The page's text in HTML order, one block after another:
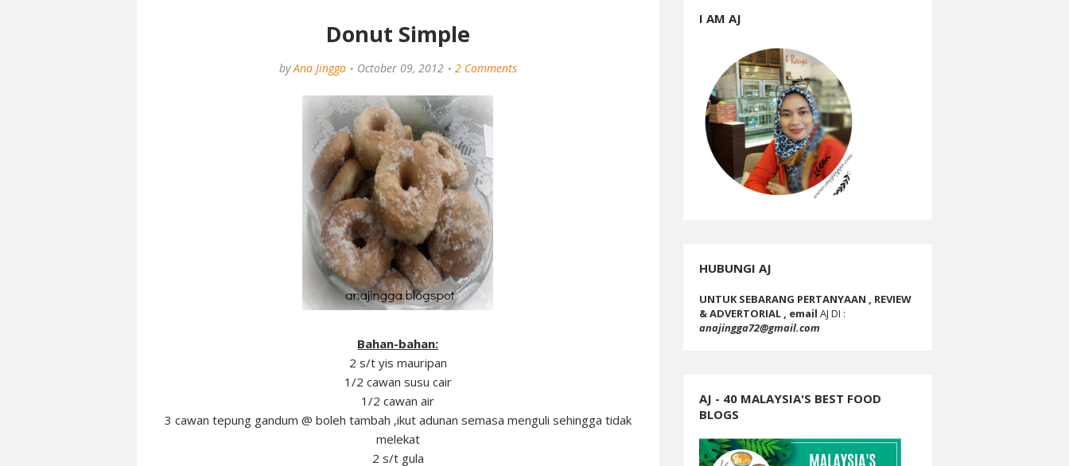
Donut Simple
by Ana Jingga October 09, 2012 2 Comments
Bahan-bahan:
2 s/t yis mauripan
1/2 cawan susu cair
1/2 cawan air
3 cawan tepung gandum @ boleh tambah ,ikut adunan semasa menguli sehingga tidak
melekat
2 s/t gula
I AM AJ
HUBUNGI AJ
UNTUK SEBARANG PERTANYAAN , REVIEW
& ADVERTORIAL , email AJ DI :
anajingga72@gmail.com
AJ - 40 MALAYSIA'S BEST FOOD
BLOGS